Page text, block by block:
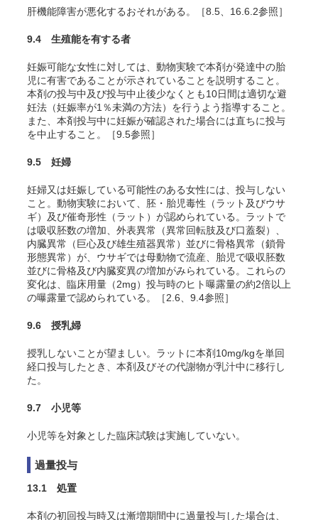
肝機能障害が悪化するおそれがある。［8.5、16.6.2参照］
9.4 生殖能を有する者
妊娠可能な女性に対しては、動物実験で本剤が発達中の胎
児に有害であることが示されていることを説明すること。
本剤の投与中及び投与中止後少なくとも10日間は適切な避
妊法（妊娠率が1％未満の方法）を行うよう指導すること。
また、本剤投与中に妊娠が確認された場合には直ちに投与
を中止すること。［9.5参照］
9.5 妊婦
妊婦又は妊娠している可能性のある女性には、投与しない
こと。動物実験において、胚・胎児毒性（ラット及びウサ
ギ）及び催奇形性（ラット）が認められている。ラットで
は吸収胚数の増加、外表異常（異常回転肢及び口蓋裂）、
内臓異常（巨心及び雄生殖器異常）並びに骨格異常（鎖骨
形態異常）が、ウサギでは母動物で流産、胎児で吸収胚数
並びに骨格及び内臓変異の増加がみられている。これらの
変化は、臨床用量（2mg）投与時のヒト曝露量の約2倍以上
の曝露量で認められている。［2.6、9.4参照］
9.6 授乳婦
授乳しないことが望ましい。ラットに本剤10mg/kgを単回
経口投与したとき、本剤及びその代謝物が乳汁中に移行し
た。
9.7 小児等
小児等を対象とした臨床試験は実施していない。
過量投与
13.1 処置
本剤の初回投与時又は漸増期間中に過量投与した場合は、